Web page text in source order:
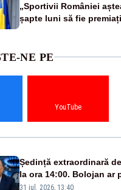
„Sportivii României
șapte luni să fie
NE PE
YouTube
Ședință extraordinară
la ora 14:00. Bolojan ar
stare de urgență
31 iul. 2026, 13:40